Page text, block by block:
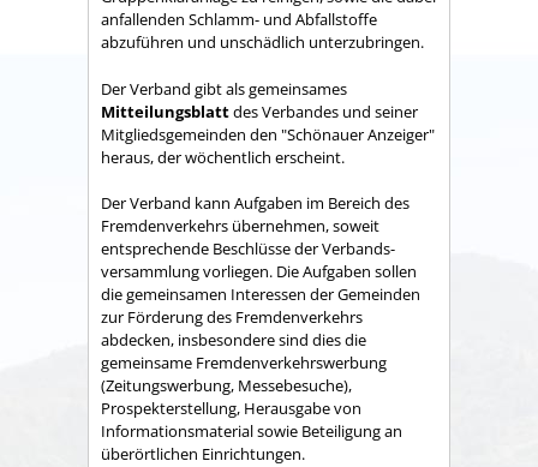
anfallenden Schlamm- und Abfallstoffe
abzuführen und unschädlich unterzubringen.
Der Verband gibt als gemeinsames
Mitteilungsblattdes Verbandes und seiner
Mitgliedsgemeinden den "Schönauer Anzeiger"
heraus, der wöchentlich erscheint.
Der Verband kann Aufgaben im Bereich des
Fremdenverkehrs übernehmen, soweit
entsprechende Beschlüsse der Verbands­
versammlung vorliegen. Die Aufgaben sollen
die gemeinsamen Interessen der Gemeinden
zur Förderung des Fremdenverkehrs
abdecken, insbesondere sind dies die
gemeinsame Fremden­verkehrswerbung
(Zeitungswerbung, Messebesuche),
Prospekter­stellung, Herausgabe von
Informationsmaterial sowie Betei­ligung an
überörtlichen Einrichtungen.